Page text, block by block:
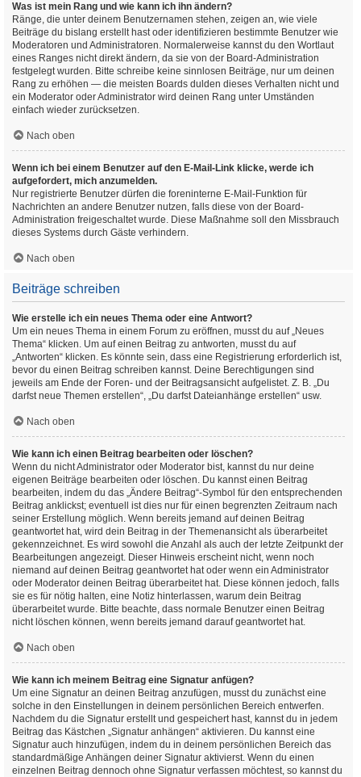
Was ist mein Rang und wie kann ich ihn ändern?
Ränge, die unter deinem Benutzernamen stehen, zeigen an, wie viele
Beiträge du bislang erstellt hast oder identifizieren bestimmte Benutzer wie
Moderatoren und Administratoren. Normalerweise kannst du den Wortlaut
eines Ranges nicht direkt ändern, da sie von der Board-Administration
festgelegt wurden. Bitte schreibe keine sinnlosen Beiträge, nur um deinen
Rang zu erhöhen — die meisten Boards dulden dieses Verhalten nicht und
ein Moderator oder Administrator wird deinen Rang unter Umständen
einfach wieder zurücksetzen.
Nach oben
Wenn ich bei einem Benutzer auf den E-Mail-Link klicke, werde ich
aufgefordert, mich anzumelden.
Nur registrierte Benutzer dürfen die foreninterne E-Mail-Funktion für
Nachrichten an andere Benutzer nutzen, falls diese von der Board-
Administration freigeschaltet wurde. Diese Maßnahme soll den Missbrauch
dieses Systems durch Gäste verhindern.
Nach oben
Beiträge schreiben
Wie erstelle ich ein neues Thema oder eine Antwort?
Um ein neues Thema in einem Forum zu eröffnen, musst du auf „Neues
Thema“ klicken. Um auf einen Beitrag zu antworten, musst du auf
„Antworten“ klicken. Es könnte sein, dass eine Registrierung erforderlich ist,
bevor du einen Beitrag schreiben kannst. Deine Berechtigungen sind
jeweils am Ende der Foren- und der Beitragsansicht aufgelistet. Z. B. „Du
darfst neue Themen erstellen“, „Du darfst Dateianhänge erstellen“ usw.
Nach oben
Wie kann ich einen Beitrag bearbeiten oder löschen?
Wenn du nicht Administrator oder Moderator bist, kannst du nur deine
eigenen Beiträge bearbeiten oder löschen. Du kannst einen Beitrag
bearbeiten, indem du das „Ändere Beitrag“-Symbol für den entsprechenden
Beitrag anklickst; eventuell ist dies nur für einen begrenzten Zeitraum nach
seiner Erstellung möglich. Wenn bereits jemand auf deinen Beitrag
geantwortet hat, wird dein Beitrag in der Themenansicht als überarbeitet
gekennzeichnet. Es wird sowohl die Anzahl als auch der letzte Zeitpunkt der
Bearbeitungen angezeigt. Dieser Hinweis erscheint nicht, wenn noch
niemand auf deinen Beitrag geantwortet hat oder wenn ein Administrator
oder Moderator deinen Beitrag überarbeitet hat. Diese können jedoch, falls
sie es für nötig halten, eine Notiz hinterlassen, warum dein Beitrag
überarbeitet wurde. Bitte beachte, dass normale Benutzer einen Beitrag
nicht löschen können, wenn bereits jemand darauf geantwortet hat.
Nach oben
Wie kann ich meinem Beitrag eine Signatur anfügen?
Um eine Signatur an deinen Beitrag anzufügen, musst du zunächst eine
solche in den Einstellungen in deinem persönlichen Bereich entwerfen.
Nachdem du die Signatur erstellt und gespeichert hast, kannst du in jedem
Beitrag das Kästchen „Signatur anhängen“ aktivieren. Du kannst eine
Signatur auch hinzufügen, indem du in deinem persönlichen Bereich das
standardmäßige Anhängen deiner Signatur aktivierst. Wenn du einen
einzelnen Beitrag dennoch ohne Signatur verfassen möchtest, so kannst du